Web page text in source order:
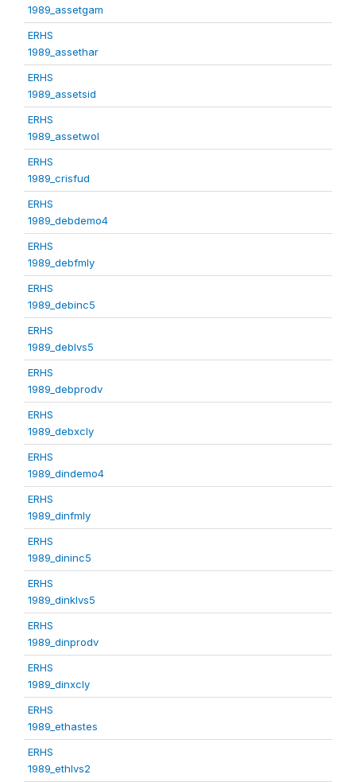
1989_assetgam
ERHS
1989_assethar
ERHS
1989_assetsid
ERHS
1989_assetwol
ERHS
1989_crisfud
ERHS
1989_debdemo4
ERHS
1989_debfmly
ERHS
1989_debinc5
ERHS
1989_deblvs5
ERHS
1989_debprodv
ERHS
1989_debxcly
ERHS
1989_dindemo4
ERHS
1989_dinfmly
ERHS
1989_dininc5
ERHS
1989_dinklvs5
ERHS
1989_dinprodv
ERHS
1989_dinxcly
ERHS
1989_ethastes
ERHS
1989_ethlvs2